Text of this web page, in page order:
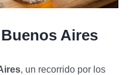
Aires
, un recorrido por los